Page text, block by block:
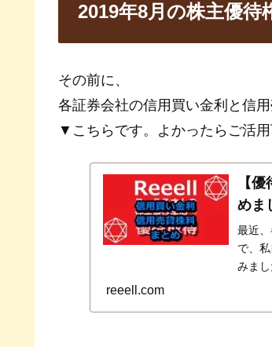
2019年8月の株主優待
その前に、
各証券会社の信用買い金利と信
▼こちらです。よかったらご活用
【
めま
最近
で、
みま
reeell.com